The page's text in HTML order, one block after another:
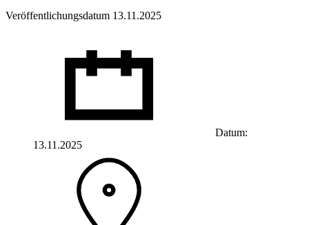
Veröffentlichungsdatum 13.11.2025
Datum:
13.11.2025